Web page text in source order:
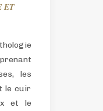
ET
les
le cuir
et le